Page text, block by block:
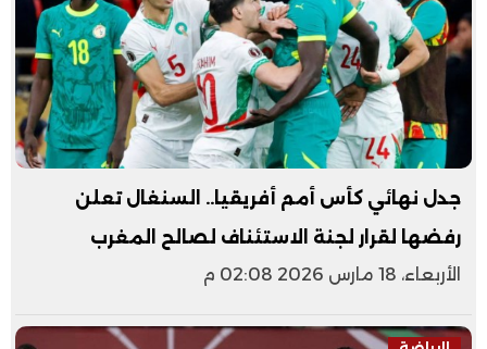
جدل نهائي كأس أمم أفريقيا.. السنغال تعلن
رفضها لقرار لجنة الاستئناف لصالح المغرب
الأربعاء، 18 مارس 2026 02:08 م